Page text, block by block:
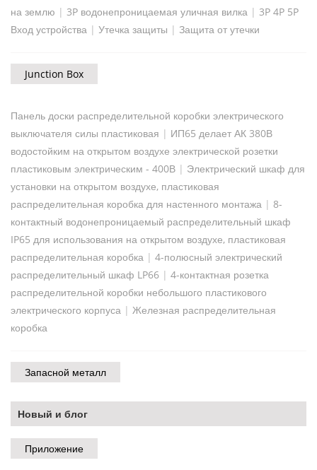
на землю | 3P водонепроницаемая уличная вилка | 3P 4P 5P
Вход устройства | Утечка защиты | Защита от утечки
Junction Box
Панель доски распределительной коробки электрического
выключателя силы пластиковая | ИП65 делает АК 380В
водостойким на открытом воздухе электрической розетки
пластиковым электрическим - 400В | Электрический шкаф для
установки на открытом воздухе, пластиковая
распределительная коробка для настенного монтажа | 8-
контактный водонепроницаемый распределительный шкаф
IP65 для использования на открытом воздухе, пластиковая
распределительная коробка | 4-полюсный электрический
распределительный шкаф LP66 | 4-контактная розетка
распределительной коробки небольшого пластикового
электрического корпуса | Железная распределительная
коробка
Запасной металл
Новый и блог
Приложение